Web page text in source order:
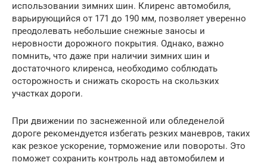
использовании зимних шин. Клиренс автомобиля,
варьирующийся от 171 до 190 мм, позволяет уверенно
преодолевать небольшие снежные заносы и
неровности дорожного покрытия. Однако, важно
помнить, что даже при наличии зимних шин и
достаточного клиренса, необходимо соблюдать
осторожность и снижать скорость на скользких
участках дороги.
При движении по заснеженной или обледенелой
дороге рекомендуется избегать резких маневров, таких
как резкое ускорение, торможение или повороты. Это
поможет сохранить контроль над автомобилем и